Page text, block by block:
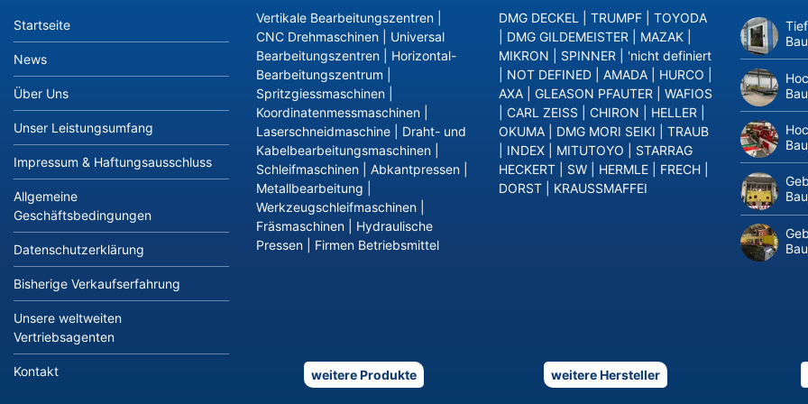
Startseite
News
Über Uns
Unser Leistungsumfang
Impressum & Haftungsausschluss
Allgemeine
Geschäftsbedingungen
Datenschutzerklärung
Bisherige Verkaufserfahrung
Unsere weltweiten
Vertriebsagenten
Kontakt
Vertikale Bearbeitungszentren
CNC Drehmaschinen
Universal
Bearbeitungszentren
Horizontal-
Bearbeitungszentrum
Spritzgiessmaschinen
Koordinatenmessmaschinen
Laserschneidmaschine
Draht- und
Kabelbearbeitungsmaschinen
Schleifmaschinen
Abkantpressen
Metallbearbeitung
Werkzeugschleifmaschinen
Fräsmaschinen
Hydraulische
Pressen
Firmen Betriebsmittel
weitere Produkte
DMG DECKEL TRUMPF
TOYODA
DMG GILDEMEISTER MAZAK
MIKRON
SPINNER
'nicht definiert
NOT DEFINED AMADA HURCO
AXA
GLEASON PFAUTER
WAFIOS
CARL ZEISS CHIRON HELLER
OKUMA
DMG MORI SEIKI
TRAUB
INDEX MITUTOYO
STARRAG
HECKERT
SW HERMLE FRECH
DORST
KRAUSSMAFFEI
weitere Hersteller